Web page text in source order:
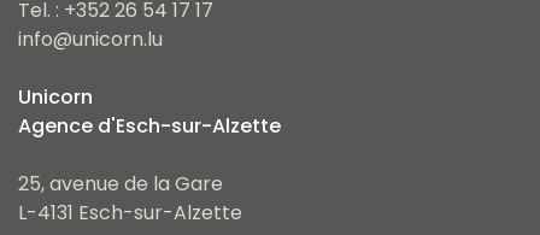
Tel. : +352 26 54 17 17
info@unicorn.lu
Unicorn
Agence d'Esch-sur-Alzette
25, avenue de la Gare
L-4131 Esch-sur-Alzette